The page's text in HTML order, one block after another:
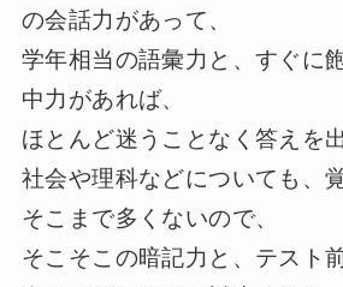
の会話力があって、
学年相当の語彙力と、すぐに
中力があれば、
ほとんど迷うことなく答えを
社会や理科などについても、
そこまで多くないので、
そこそこの暗記力と、テスト